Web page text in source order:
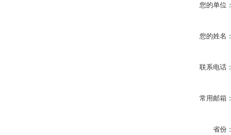
您的单位：
您的姓名：
联系电话：
常用邮箱：
省份：